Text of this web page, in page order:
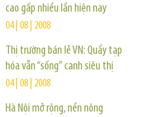
cao gấp nhiều lần hiện nay
04 | 08 | 2008
Thị trường bán lẻ VN: Quầy tạp
hóa vẫn “sống” cạnh siêu thị
04 | 08 | 2008
Hà Nội mở rộng, nền nông